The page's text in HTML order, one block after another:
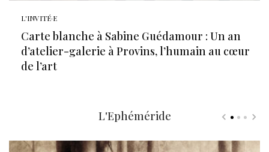
L'INVITÉ·E
Carte blanche à Sabine Guédamour : Un an
d’atelier-galerie à Provins, l’humain au cœur
de l’art
L'Ephéméride